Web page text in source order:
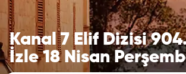
Kanal 7 Elif Dizisi
İzle 18 Nisan